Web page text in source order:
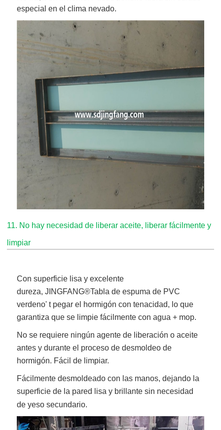
especial en el clima nevado.
11. No hay necesidad de liberar aceite, liberar fácilmente y
limpiar
Con superficie lisa y excelente
dureza,JINGFANG®Tabla de espuma de PVC
verdeno' t pegar el hormigón con tenacidad, lo que
garantiza que se limpie fácilmente con agua + mop.
No se requiere ningún agente de liberación o aceite
antes y durante el proceso de desmoldeo de
hormigón. Fácil de limpiar.
Fácilmente desmoldeado con las manos, dejando la
superficie de la pared lisa y brillante sin necesidad
de yeso secundario.